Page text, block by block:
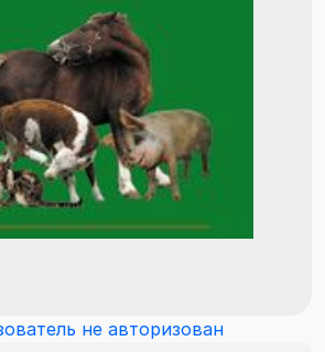
не авторизован